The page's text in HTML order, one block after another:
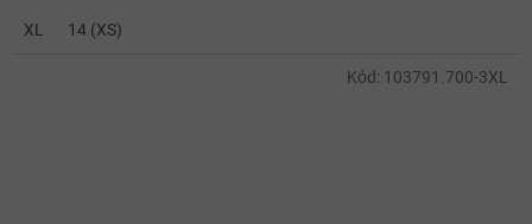
XL 14 (XS)
Kód: 103791.700-3XL